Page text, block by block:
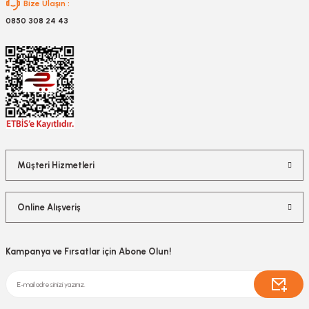
Bize Ulaşın :
0850 308 24 43
Müşteri Hizmetleri
Online Alışveriş
Kampanya ve Fırsatlar için Abone Olun!